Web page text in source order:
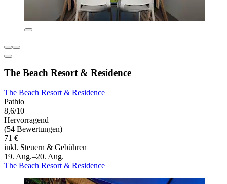
The Beach Resort & Residence
The Beach Resort & Residence
Pathio
8,6/10
Hervorragend
(54 Bewertungen)
71 €
inkl. Steuern & Gebühren
19. Aug.–20. Aug.
The Beach Resort & Residence